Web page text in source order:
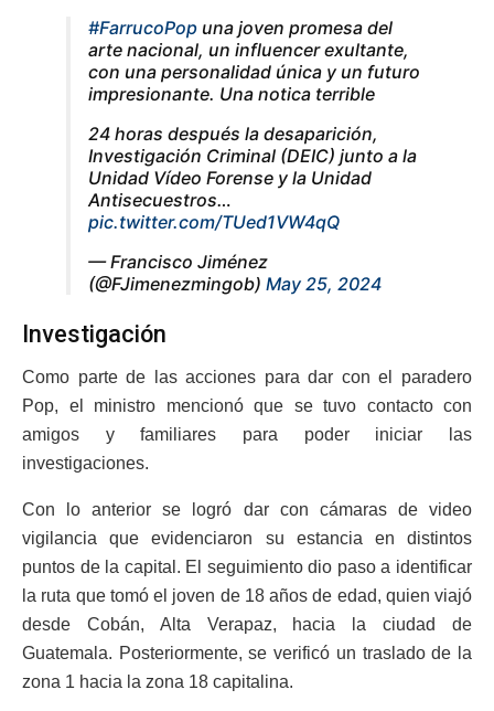
#FarrucoPop una joven promesa del
arte nacional, un influencer exultante,
con una personalidad única y un futuro
impresionante. Una notica terrible
24 horas después la desaparición,
Investigación Criminal (DEIC) junto a la
Unidad Vídeo Forense y la Unidad
Antisecuestros…
pic.twitter.com/TUed1VW4qQ
— Francisco Jiménez
(@FJimenezmingob) May 25, 2024
Investigación
Como parte de las acciones para dar con el paradero
Pop, el ministro mencionó que se tuvo contacto con
amigos y familiares para poder iniciar las
investigaciones.
Con lo anterior se logró dar con cámaras de video
vigilancia que evidenciaron su estancia en distintos
puntos de la capital. El seguimiento dio paso a identificar
la ruta que tomó el joven de 18 años de edad, quien viajó
desde Cobán, Alta Verapaz, hacia la ciudad de
Guatemala. Posteriormente, se verificó un traslado de la
zona 1 hacia la zona 18 capitalina.